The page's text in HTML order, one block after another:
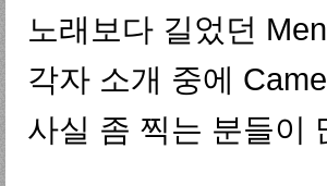
노래보다 길었던
각자 소개 중에
사실 좀 찍는 분들이